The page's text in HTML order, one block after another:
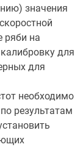
значения
ряби на
для
для
необходимо
результатам